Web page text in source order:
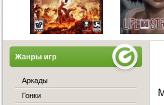
Жанры игр
Аркады
Гонки